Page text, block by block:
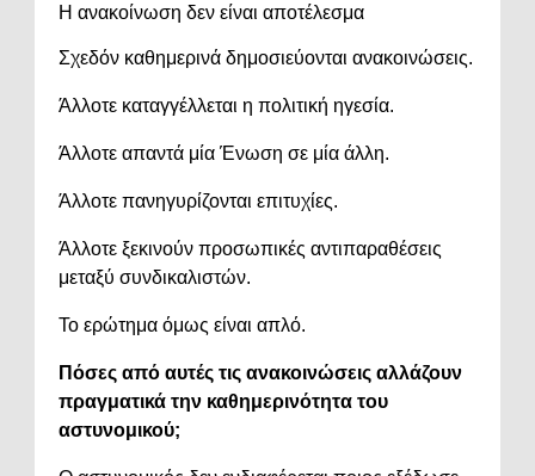
Η ανακοίνωση δεν είναι αποτέλεσμα
Σχεδόν καθημερινά δημοσιεύονται ανακοινώσεις.
Άλλοτε καταγγέλλεται η πολιτική ηγεσία.
Άλλοτε απαντά μία Ένωση σε μία άλλη.
Άλλοτε πανηγυρίζονται επιτυχίες.
Άλλοτε ξεκινούν προσωπικές αντιπαραθέσεις
μεταξύ συνδικαλιστών.
Το ερώτημα όμως είναι απλό.
Πόσες από αυτές τις ανακοινώσεις αλλάζουν
πραγματικά την καθημερινότητα του
αστυνομικού;